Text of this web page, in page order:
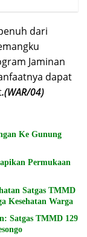
dari
Jaminan
dapat
.(WAR/04)
Ke Gunung
Permukaan
Satgas TMMD
Kesehatan Warga
Satgas TMMD 129